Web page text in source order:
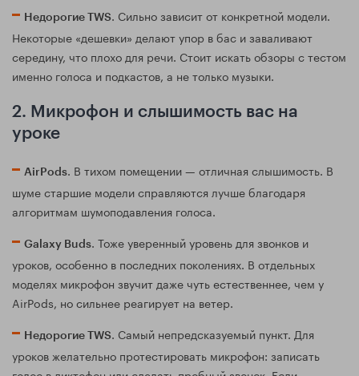
Недорогие TWS. Сильно зависит от конкретной модели.
Некоторые «дешевки» делают упор в бас и заваливают
середину, что плохо для речи. Стоит искать обзоры с тестом
именно голоса и подкастов, а не только музыки.
2. Микрофон и слышимость вас на
уроке
AirPods. В тихом помещении — отличная слышимость. В
шуме старшие модели справляются лучше благодаря
алгоритмам шумоподавления голоса.
Galaxy Buds. Тоже уверенный уровень для звонков и
уроков, особенно в последних поколениях. В отдельных
моделях микрофон звучит даже чуть естественнее, чем у
AirPods, но сильнее реагирует на ветер.
Недорогие TWS. Самый непредсказуемый пункт. Для
уроков желательно протестировать микрофон: записать